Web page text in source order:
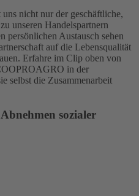
nicht nur der geschäftliche,
unseren Handelspartnern
persönlichen Austausch sehen
auf die Lebensqualität
Erfahre im Clip oben von
in der
selbst die Zusammenarbeit
sozialer